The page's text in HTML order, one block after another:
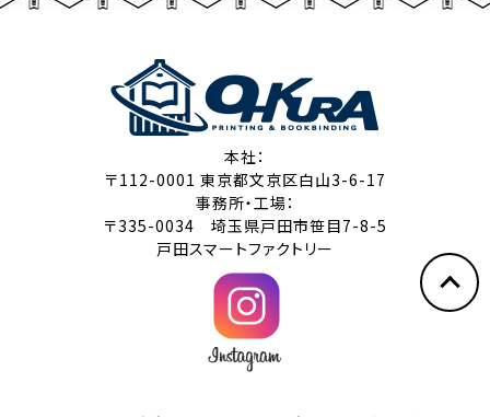
本社：
〒112-0001 東京都文京区白山3-6-17
事務所・工場：
〒335-0034 埼玉県戸田市笹目7-8-5
戸田スマートファクトリー